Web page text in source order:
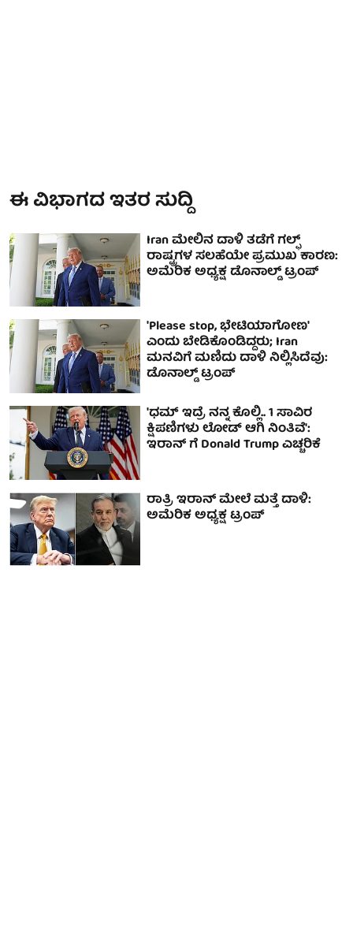
ಈ ವಿಭಾಗದ ಇತರ ಸುದ್ದಿ
Iran ಮೇಲಿನ ದಾಳಿ ತಡೆಗೆ ಗಲ್ಫ್
ರಾಷ್ಟ್ರಗಳ ಸಲಹೆಯೇ ಪ್ರಮುಖ ಕಾರಣ:
ಅಮೆರಿಕ ಅಧ್ಯಕ್ಷ ಡೊನಾಲ್ಡ್ ಟ್ರಂಪ್
'Please stop, ಭೇಟಿಯಾಗೋಣ'
ಎಂದು ಬೇಡಿಕೊಂಡಿದ್ದರು; Iran
ಮನವಿಗೆ ಮಣಿದು ದಾಳಿ ನಿಲ್ಲಿಸಿದೆವು:
ಡೊನಾಲ್ಡ್ ಟ್ರಂಪ್
'ಧಮ್ ಇದ್ರೆ ನನ್ನ ಕೊಲ್ಲಿ.. 1 ಸಾವಿರ
ಕ್ಷಿಪಣಿಗಳು ಲೋಡ್ ಆಗಿ ನಿಂತಿವೆ':
ಇರಾನ್ ಗೆ Donald Trump ಎಚ್ಚರಿಕೆ
ರಾತ್ರಿ ಇರಾನ್ ಮೇಲೆ ಮತ್ತೆ ದಾಳಿ:
ಅಮೆರಿಕ ಅಧ್ಯಕ್ಷ ಟ್ರಂಪ್